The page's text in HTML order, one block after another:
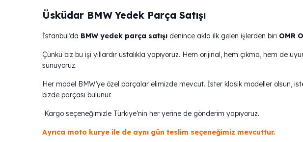
Üsküdar BMW Yedek Parça Satışı
İstanbul’da BMW yedek parça satışı denince akla ilk gelen işlerden biri OMR
Çünkü biz bu işi yıllardır ustalıkla yapıyoruz. Hem orijinal, hem çıkma, hem de
sunuyoruz.
Her model BMW’ye özel parçalar elimizde mevcut. İster klasik modeller olsun,
bizde parçası bulunur.
Kargo seçeneğimizle Türkiye’nin her yerine de gönderim yapıyoruz.
Ayrıca moto kurye ile de aynı gün teslim seçeneğimiz mevcuttur.